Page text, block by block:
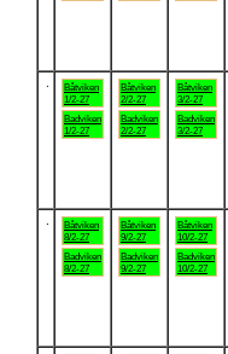
Båtviken
1/2-27
Badviken
1/2-27
Båtviken
2/2-27
Badviken
2/2-27
Båtviken
3/2-27
Badviken
3/2-27
Båtviken
8/2-27
Badviken
8/2-27
Båtviken
9/2-27
Badviken
9/2-27
Båtviken
10/2-27
Badviken
10/2-27